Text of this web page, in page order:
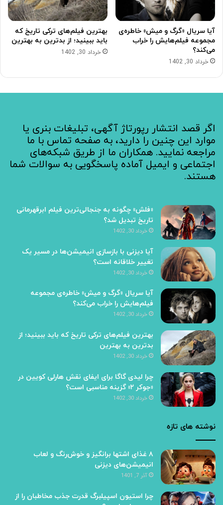
آیا سریال «گرگ و میش» خاطره‌ی
مجموعه‌ فیلم‌هایش را خراب
می‌کند؟
خرداد 30, 1402
بهترین فیلم‌های ترکی تاریخ که
باید ببینید؛ از بدترین به بهترین
خرداد 30, 1402
اگر قصد انتشار رپورتاژ آگهی، تبلیغات بنری یا
موارد این چنین را دارید، به صفحه تماس با ما
مراجعه نمایید. همکاران ما از طریق شبکه‌های
اجتماعی و ایمیل آماده پاسخگویی به سوالات شما
هستند.
«فلش» چگونه به جنجالی‌ترین فیلم ابرقهرمانی
تاریخ تبدیل شد؟
خرداد 30, 1402
آیا دیزنی با بازسازی انیمیشن‌ها در مسیر یک
تغییر خلاقانه است؟
خرداد 30, 1402
آیا سریال «گرگ و میش» خاطره‌ی مجموعه‌
فیلم‌هایش را خراب می‌کند؟
خرداد 30, 1402
بهترین فیلم‌های ترکی تاریخ که باید ببینید؛ از
بدترین به بهترین
خرداد 30, 1402
چرا لیدی گاگا برای ایفای نقش هارلی کویین در
«جوکر ۲» گزینه مناسبی است؟
خرداد 30, 1402
نوشته های تازه
۸ غذای اشتها برانگیز و خوش‌رنگ و لعاب
انیمیشن‌های دیزنی
آذر 7, 1401
چرا استیون اسپیلبرگ قدرت جذب مخاطبان را از